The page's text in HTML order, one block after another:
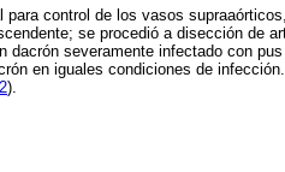
control de los vasos
se procedió a disección de
severamente infectado con
en iguales condiciones de
).